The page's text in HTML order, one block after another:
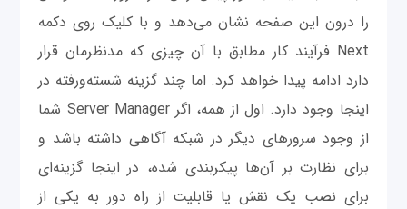
را درون این صفحه نشان می‌دهد و با کلیک روی دکمه
Next فرآیند کار مطابق با آن چیزی که مدنظرمان قرار
دارد ادامه پیدا خواهد کرد. اما چند گزینه شسته‌و‌رفته در
اینجا وجود دارد. اول از همه، اگر Server Manager شما
از وجود سرورهای دیگر در شبکه آگاهی داشته باشد و
برای نظارت بر آن‌ها پیکربندی شده، در اینجا گزینه‌ای
برای نصب یک نقش یا قابلیت از راه دور به یکی از